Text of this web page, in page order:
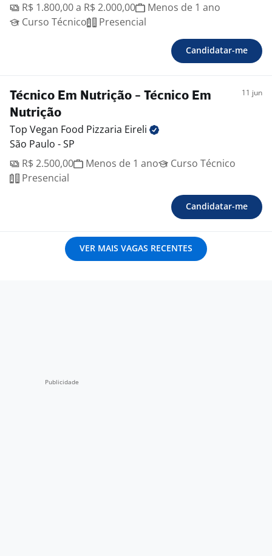
R$ 1.800,00 a R$ 2.000,00
Menos de 1 ano
Curso Técnico
Presencial
Candidatar-me
Técnico Em Nutrição - Técnico Em
Nutrição
11 jun
Top Vegan Food Pizzaria Eireli
São Paulo - SP
R$ 2.500,00
Menos de 1 ano
Curso Técnico
Presencial
Candidatar-me
VER MAIS VAGAS RECENTES